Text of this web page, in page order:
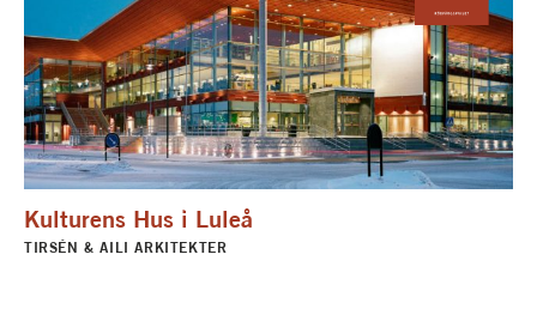
Kulturens Hus i Luleå
TIRSÉN & AILI ARKITEKTER